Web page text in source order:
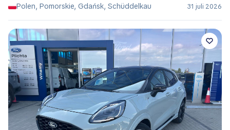
Polen, Pomorskie, Gdańsk, Schüddelkau
31 juli 2026